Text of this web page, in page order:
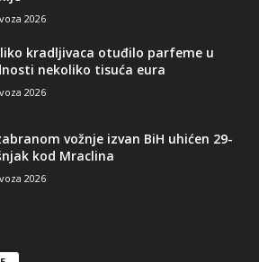
2026
kradljivaca otuđilo parfeme u
nekoliko tisuća eura
2026
vožnje izvan BiH uhićen 29-
kod Mraclina
2026